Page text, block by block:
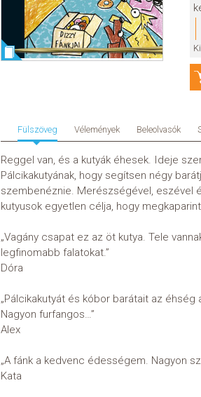
Fülszöveg Vélemények Beleolvasók
Reggel van, és a kutyák éhesek. Ideje
Pálcikakutyának, hogy segítsen négy
szembenéznie. Merészségével, eszével
kutyusok egyetlen célja, hogy
„Vagány csapat ez az öt kutya. Tele
legfinomabb falatokat.”
Dóra
„Pálcikakutyát és kóbor barátait az
Nagyon furfangos…”
Alex
„A fánk a kedvenc édességem. Nagyon
Kata